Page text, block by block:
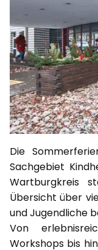
Die
Sachgebiet
Wartburgkreis
Übersicht über
und Jugendliche
Von
Workshops bis